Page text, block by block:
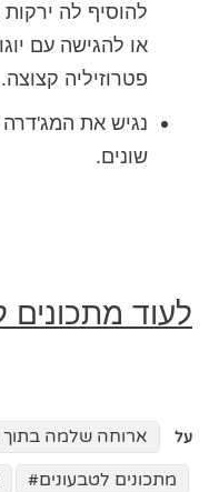
להוסיף לה ירקות
או להגישה עם
פטרוזיליה קצוצה.
נגיש את
שונים.
לעוד מתכונים
על ארוחה שלמה
מתכונים לטבעונים